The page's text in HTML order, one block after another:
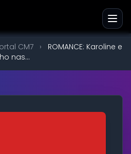
CM7 ›
ROMANCE: Karoline e
nas...